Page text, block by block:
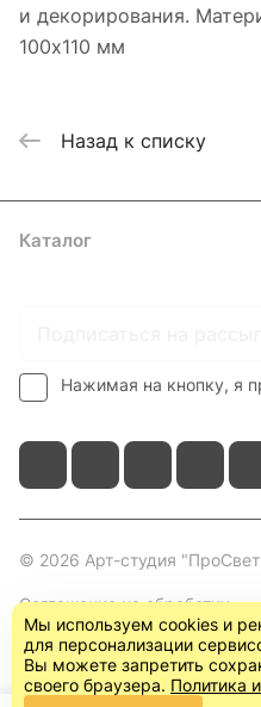
и декорирования.
100x110 мм
Назад к списку
Каталог
Нажимая на кнопку, я
© 2026 Арт-студия
Соглашение на обработку
персональных данных
Мы используем cookies и
для персонализации
Вы можете запретить
своего браузера. Политика